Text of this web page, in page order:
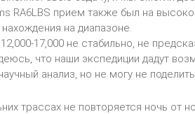
RA6LBS прием также был на
на диапазоне.
17,000 не стабильно, не
что наши экспедиции дадут
анализ, но не могу не
трассах не повторяется ночь от